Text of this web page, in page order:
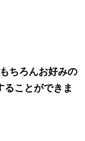
ちろんお好みの
ことができま